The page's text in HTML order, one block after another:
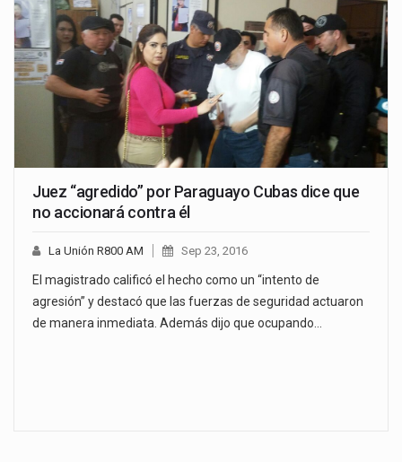
Juez “agredido” por Paraguayo Cubas dice que
no accionará contra él
La Unión R800 AM Sep 23, 2016
El magistrado calificó el hecho como un “intento de
agresión” y destacó que las fuerzas de seguridad actuaron
de manera inmediata. Además dijo que ocupando…